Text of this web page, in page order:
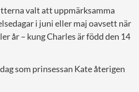
valt att uppmärksamma
i juni eller maj oavsett när
år – kung Charles är född den 14
som prinsessan Kate återigen